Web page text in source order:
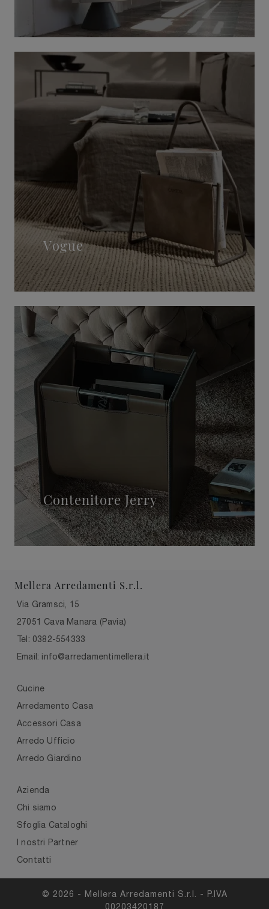
Vogue
Contenitore Jerry
Mellera Arredamenti S.r.l.
Via Gramsci, 15
27051 Cava Manara (Pavia)
Tel: 0382-554333
Email: info@arredamentimellera.it
Cucine
Arredamento Casa
Accessori Casa
Arredo Ufficio
Arredo Giardino
Azienda
Chi siamo
Sfoglia Cataloghi
I nostri Partner
Contatti
© 2026 - Mellera Arredamenti S.r.l. - P.IVA
00203420187